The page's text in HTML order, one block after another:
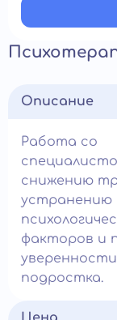
Описание
Работа со
снижению
устранению
факторов и
подростка.